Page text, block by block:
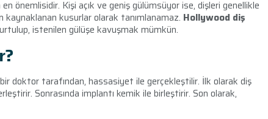
önemlisidir. Kişi açık ve geniş gülümsüyor ise, dişleri genellikle
kaynaklanan kusurlar olarak tanımlanamaz. Hollywood diş
istenilen gülüşe kavuşmak mümkün.
doktor tarafından, hassasiyet ile gerçekleştilir. İlk olarak diş
Sonrasında implantı kemik ile birleştirir. Son olarak,